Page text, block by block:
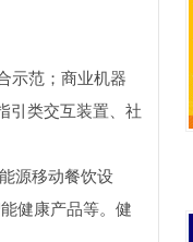
示范；商业机器
引类交互装置、社
源移动餐饮设
健康产品等。健